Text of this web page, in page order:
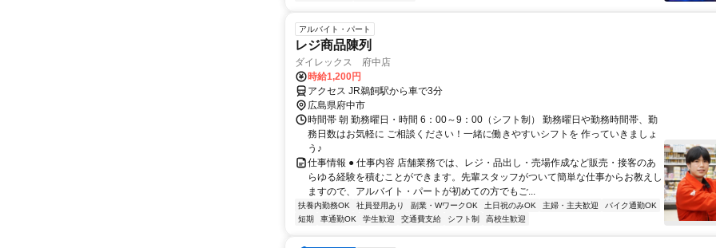
アルバイト・パート
レジ商品陳列
ダイレックス 府中店
時給1,200円
アクセス JR鵜飼駅から車で3分
広島県府中市
時間帯 朝 勤務曜日・時間 6：00～9：00（シフト制） 勤務曜日や勤務時間帯、勤
務日数はお気軽に ご相談ください！一緒に働きやすいシフトを 作っていきましょ
う♪
仕事情報 ● 仕事内容 店舗業務では、レジ・品出し・売場作成など販売・接客のあ
らゆる経験を積むことができます。先輩スタッフがついて簡単な仕事からお教えし
ますので、アルバイト・パートが初めての方でもご...
扶養内勤務OK 社員登用あり 副業・WワークOK 土日祝のみOK 主婦・主夫歓迎
バイク通勤OK
短期
車通勤OK 学生歓迎 交通費支給 シフト制 高校生歓迎